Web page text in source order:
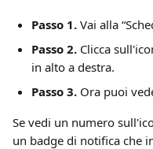
Passo 1. Vai alla
Passo 2. Clicca
in alto a destra.
Passo 3. Ora puoi
Se vedi un numero
un badge di notifica che